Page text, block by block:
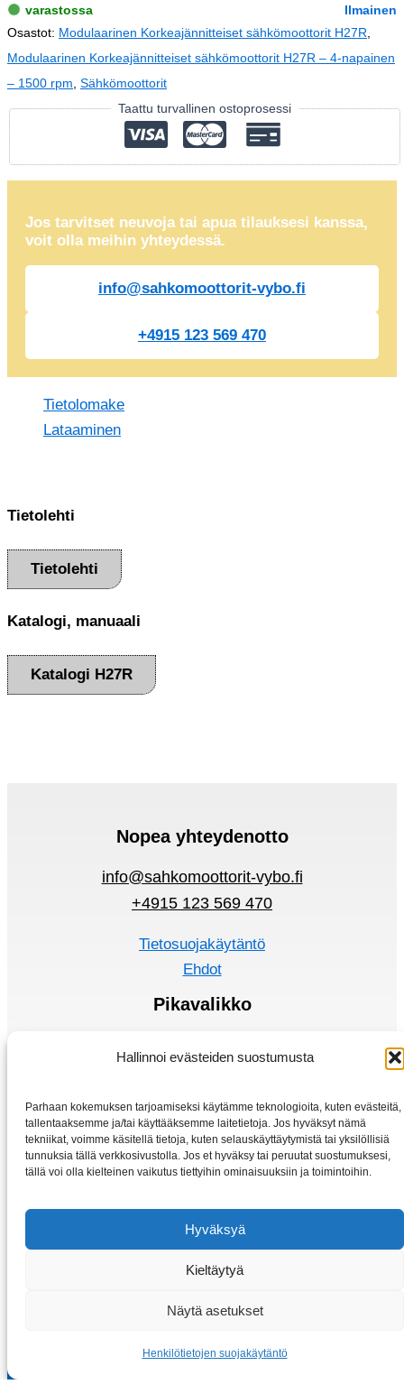
Hallinnoi evästeiden suostumusta
Parhaan kokemuksen tarjoamiseksi käytämme teknologioita, kuten evästeitä,
tallentaaksemme ja/tai käyttääksemme laitetietoja. Jos hyväksyt nämä
tekniikat, voimme käsitellä tietoja, kuten selauskäyttäytymistä tai yksilöllisiä
tunnuksia tällä verkkosivustolla. Jos et hyväksy tai peruutat suostumuksesi,
tällä voi olla kielteinen vaikutus tiettyihin ominaisuuksiin ja toimintoihin.
Hyväksyä
Kieltäytyä
Näytä asetukset
Henkilötietojen suojakäytäntö
varastossa
Ilmainen
Osastot: Modulaarinen Korkeajännitteiset sähkömoottorit H27R
Modulaarinen Korkeajännitteiset sähkömoottorit H27R – 4-napainen
– 1500 rpm Sähkömoottorit
Taattu turvallinen ostoprosessi
Jos tarvitset neuvoja tai apua tilauksesi kanssa,
voit olla meihin yhteydessä.
info@sahkomoottorit-vybo.fi
+4915 123 569 470
Tietolomake
Lataaminen
Tietolehti
Tietolehti
Katalogi, manuaali
Katalogi H27R
Nopea yhteydenotto
info@sahkomoottorit-vybo.fi
+4915 123 569 470
Tietosuojakäytäntö
Ehdot
Pikavalikko
Kauppa
Copyright © 2026 Sahkomoottorit-vybo.fi | VYBO Electric